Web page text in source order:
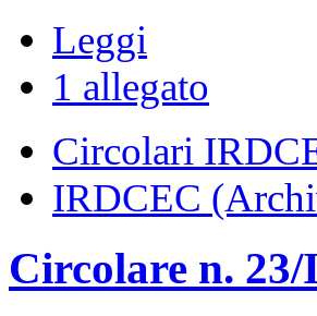
Leggi
1 allegato
Circolari
IRDCEC
Circolare n.